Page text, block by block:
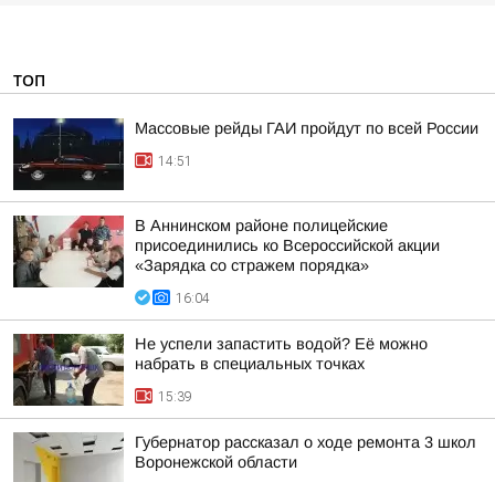
ТОП
Массовые рейды ГАИ пройдут по всей России
14:51
В Аннинском районе полицейские
присоединились ко Всероссийской акции
«Зарядка со стражем порядка»
16:04
Не успели запастить водой? Её можно
набрать в специальных точках
15:39
Губернатор рассказал о ходе ремонта 3 школ
Воронежской области